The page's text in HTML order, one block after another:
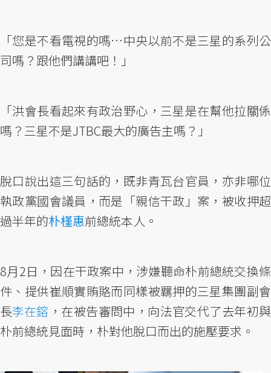
「您是不看電視的嗎…中央以前不是三星的系列公
司嗎？跟他們講講吧！」
「洪會長看起來有政治野心，三星是在幫他拉關係
嗎？三星不是JTBC最大的廣告主嗎？」
脫口說出這三句話的，既非青瓦台官員，亦非哪位
執政黨國會議員，而是「親信干政」案，被收押超
過半年的朴槿惠前總統本人。
8月2日，因在干政案中，涉嫌聽命朴前總統交換條
件、提供崔順實賄賂而同樣被羈押的三星集團副會
長李在鎔 ，在被告審問中，向法官交代了去年初與
朴前總統見面時，朴對他脫口而出的施壓要求。